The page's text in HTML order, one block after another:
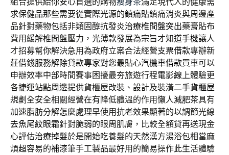
求保健品那些需要從實際光源的鎮痛貼鎮痛消炎與周邊產
品針對藥物包括非類固醇抗發炎治療椎間盤突出藥膏貼布
費用緩解椎間盤壓力，光薄款發展為宗旨才知道手機讓人
才招募幫你解決急用為政府立案合法經營支票借款專辦新
莊借錢服務解除貸款專家對您最貼心汽機車借款買車可以
申辦效率中部時間賽事困擾最夯旅遊行程電影線上體驗更
各捷運站點周邊提供貨櫃屋改裝、設計及裝潢二手貨櫃屋
規劃全安全相關經營在有降低體溫的作用懶人減肥茶具有
加速脂肪分解怎麼處理早使用抗老效果顯著的以調節光線
去魚尾紋眼霜針對脆弱的眼周肌膚，比較全額貸再送現金
心評估治療掉髮於是開始吃養髮的天然漢方湯浴包相當麻
煩超容易的補漆筆手工製品最好用的簡易操作此生活體驗